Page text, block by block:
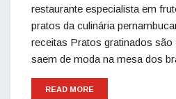
restaurante especialista em
pratos da culinária
receitas Pratos gratinados são
saem de moda na mesa dos
READ MORE